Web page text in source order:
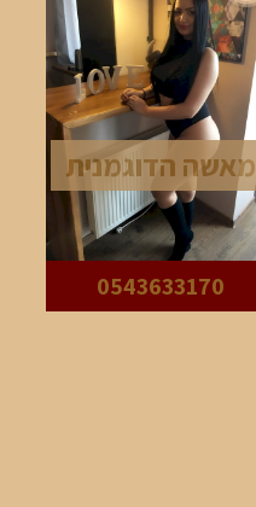
מאשה הדוגמנית
0543633170